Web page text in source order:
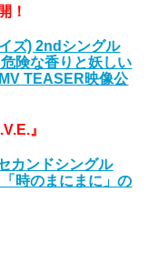
！
ズ) 2ndシングル
険な香りと妖しい
TEASER映像公
』
カンドシングル
時のまにまに」の